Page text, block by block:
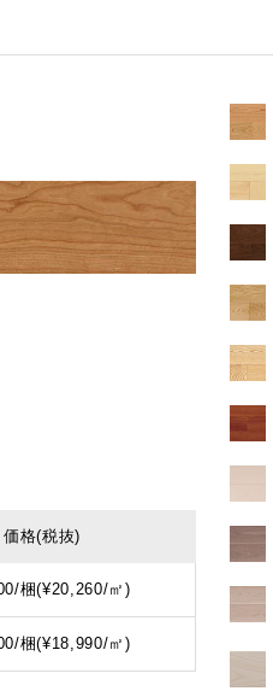
価格(税抜)
梱(¥20,260/㎡)
梱(¥18,990/㎡)